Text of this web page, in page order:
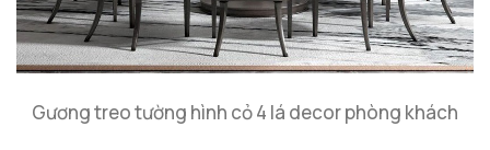
Gương treo tường hình cỏ 4 lá decor phòng khách